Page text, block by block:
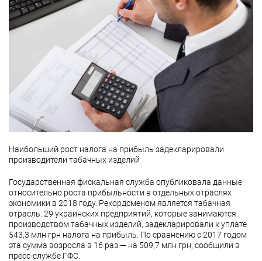
Наибольший рост налога на прибыль задекларировали
производители табачных изделий
Государственная фискальная служба опубликовала данные
относительно роста прибыльности в отдельных отраслях
экономики в 2018 году. Рекордсменом является табачная
отрасль. 29 украинских предприятий, которые занимаются
производством табачных изделий, задекларировали к уплате
543,3 млн грн налога на прибыль. По сравнению с 2017 годом
эта сумма возросла в 16 раз — на 509,7 млн грн, сообщили в
пресс-службе ГФС.